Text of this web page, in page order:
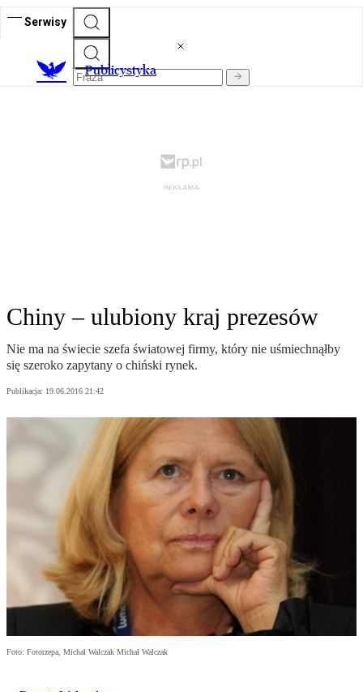
Serwisy
Publicystyka
Chiny – ulubiony kraj prezesów
Nie ma na świecie szefa światowej firmy, który nie uśmiechnąłby
się szeroko zapytany o chiński rynek.
Publikacja: 19.06.2016 21:42
Foto: Fotorzepa, Michał Walczak Michał Walczak